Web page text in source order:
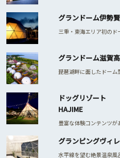
グランドーム伊勢
三重・東海エリア初の
グランドーム滋賀
琵琶湖畔に面したドーム
ドッグリゾート
HAJIME
豊富な体験コンテンツ
グランピングヴィ
水平線を望む絶景温泉風